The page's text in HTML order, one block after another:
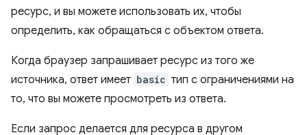
ресурс, и вы можете использовать их, чтобы
определить, как обращаться с объектом ответа.
Когда браузер запрашивает ресурс из того же
источника, ответ имеет basic тип с ограничениями на
то, что вы можете просмотреть из ответа.
Если запрос делается для ресурса в другом